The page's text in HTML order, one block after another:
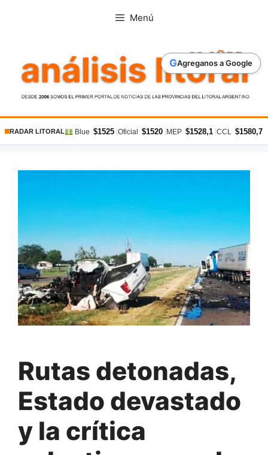
GAgreganos a Google
Menú
RADAR LITORAL Blue $1525 Oficial $1520 MEP $1528,1 CCL $1580,7
Rutas detonadas,
Estado devastado
y la crítica